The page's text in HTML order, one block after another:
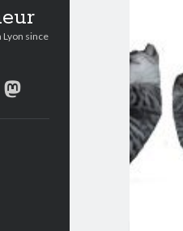
since
mastodon